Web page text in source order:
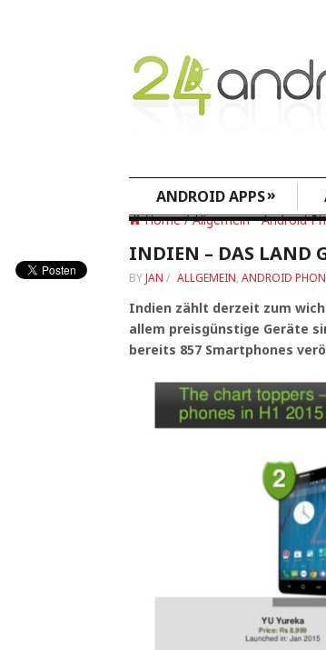
ANDROID APPS»
Home/Allgemein•Android
INDIEN – DAS LAND
BYJAN / ALLGEMEIN, ANDROID
Indien zählt derzeit zum
allem preisgünstige Geräte
bereits 857 Smartphones